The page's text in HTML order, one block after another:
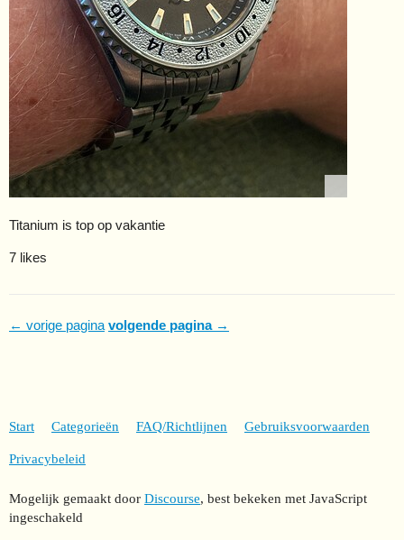
Titanium is top op vakantie
7 likes
← vorige pagina volgende pagina →
Start Categorieën FAQ/Richtlijnen Gebruiksvoorwaarden
Privacybeleid
Mogelijk gemaakt door Discourse, best bekeken met JavaScript
ingeschakeld